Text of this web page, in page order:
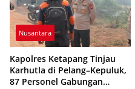
Nusantara
Kapolres Ketapang Tinjau
Karhutla di Pelang–Kepuluk,
87 Personel Gabungan